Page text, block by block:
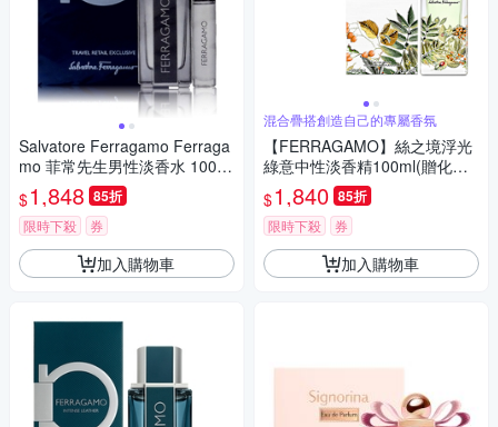
Salvatore Ferragamo Ferraga
mo 菲常先生男性淡香水 100ml
禮盒 期限2027/07
$1,848 85折
限時下殺 券
加入購物車
混合疊搭創造自己的專屬香氛
【FERRAGAMO】絲之境浮光
綠意中性淡香精100ml(贈化妝
包)
$1,840 85折
限時下殺 券
加入購物車